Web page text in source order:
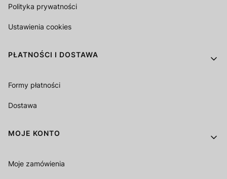
Polityka prywatności
Ustawienia cookies
PŁATNOŚCI I DOSTAWA
Formy płatności
Dostawa
MOJE KONTO
Moje zamówienia